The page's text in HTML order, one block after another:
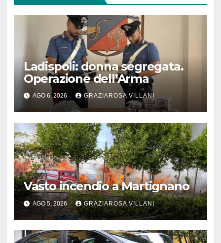
Ladispoli: donna segregata.
Operazione dell’Arma
AGO 6, 2026 GRAZIAROSA VILLANI
Vasto incendio a Martignano
AGO 5, 2026 GRAZIAROSA VILLANI